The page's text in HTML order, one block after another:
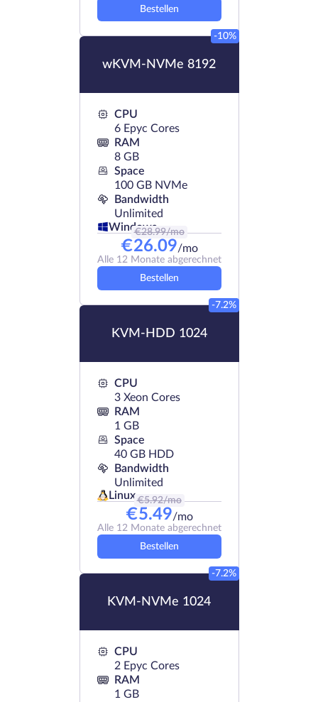
Bestellen
wKVM-NVMe 8192
-10%
CPU
6 Epyc Cores
RAM
8 GB
Space
100 GB NVMe
Bandwidth
Unlimited
Windows
€28.99/mo
€26.09/mo
Alle 12 Monate abgerechnet
Bestellen
KVM-HDD 1024
-7.2%
CPU
3 Xeon Cores
RAM
1 GB
Space
40 GB HDD
Bandwidth
Unlimited
Linux€5.92/mo
€5.49/mo
Alle 12 Monate abgerechnet
Bestellen
KVM-NVMe 1024
-7.2%
CPU
2 Epyc Cores
RAM
1 GB